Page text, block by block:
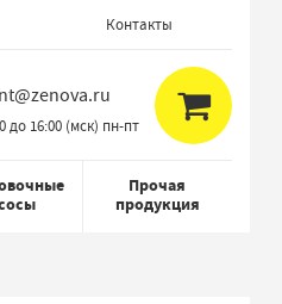
Контакты
до 16:00 (мск) пн-пт
Прочая
продукция